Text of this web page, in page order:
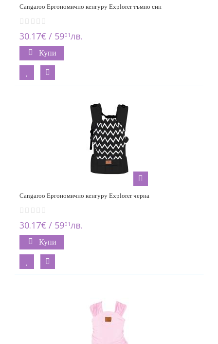
Cangaroo Ергономично кенгуру Explorer тъмно син
30.17€ / 5901лв.
Купи
Cangaroo Ергономично кенгуру Explorer черна
30.17€ / 5901лв.
Купи